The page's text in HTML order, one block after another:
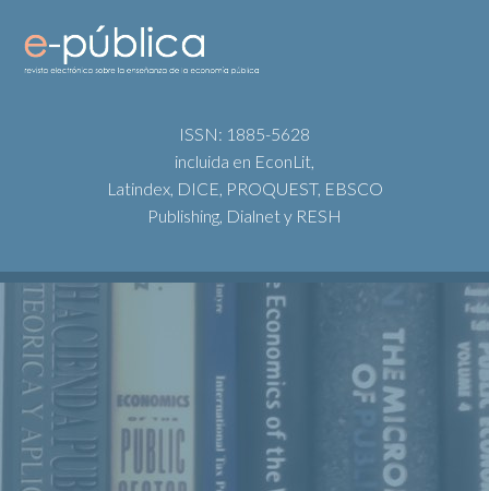
ISSN: 1885-5628
incluida en EconLit,
Latindex, DICE, PROQUEST, EBSCO
Publishing, Dialnet y RESH